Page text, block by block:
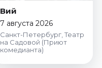
Вий
7 августа 2026
Санкт-Петербург, Театр
на Садовой (Приют
комедианта)